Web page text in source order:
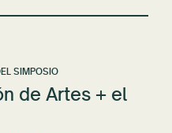
SIMPOSIO
de Artes + el